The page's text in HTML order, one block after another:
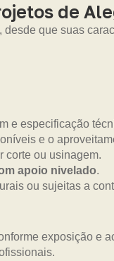
de
que suas
e especificação
e o
corte ou usinagem.
apoio nivelado.
ou sujeitas a
exposição e